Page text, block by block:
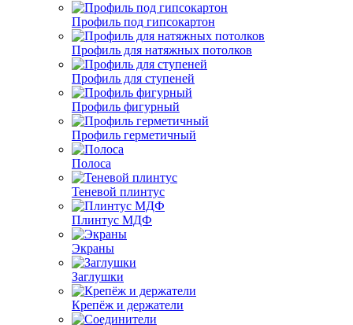
Профиль под гипсокартон
Профиль для натяжных потолков
Профиль для ступеней
Профиль фигурный
Профиль герметичный
Полоса
Теневой плинтус
Плинтус МДФ
Экраны
Заглушки
Крепёж и держатели